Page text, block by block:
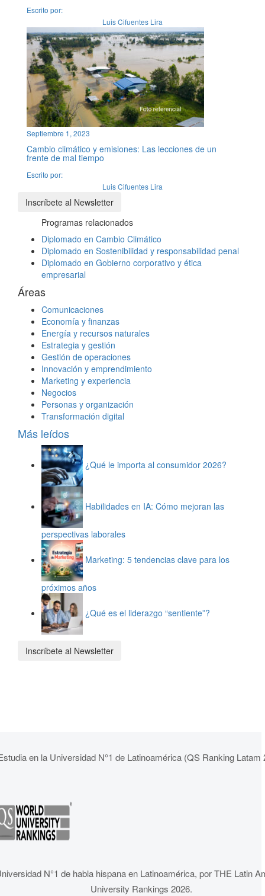
Escrito por:
Luis Cifuentes Lira
Septiembre 1, 2023
Cambio climático y emisiones: Las lecciones de un
frente de mal tiempo
Escrito por:
Luis Cifuentes Lira
Inscríbete al Newsletter
Programas relacionados
Diplomado en Cambio Climático
Diplomado en Sostenibilidad y responsabilidad penal
Diplomado en Gobierno corporativo y ética
empresarial
Áreas
Comunicaciones
Economía y finanzas
Energía y recursos naturales
Estrategia y gestión
Gestión de operaciones
Innovación y emprendimiento
Marketing y experiencia
Negocios
Personas y organización
Transformación digital
Más leídos
¿Qué le importa al consumidor 2026?
Habilidades en IA: Cómo mejoran las
perspectivas laborales
Marketing: 5 tendencias clave para los
próximos años
¿Qué es el liderazgo “sentiente”?
Inscríbete al Newsletter
en la Universidad N°1 de Latinoamérica (QS Ranking Latam
N°1 de habla hispana en Latinoamérica, por THE Latin
University Rankings 2026.